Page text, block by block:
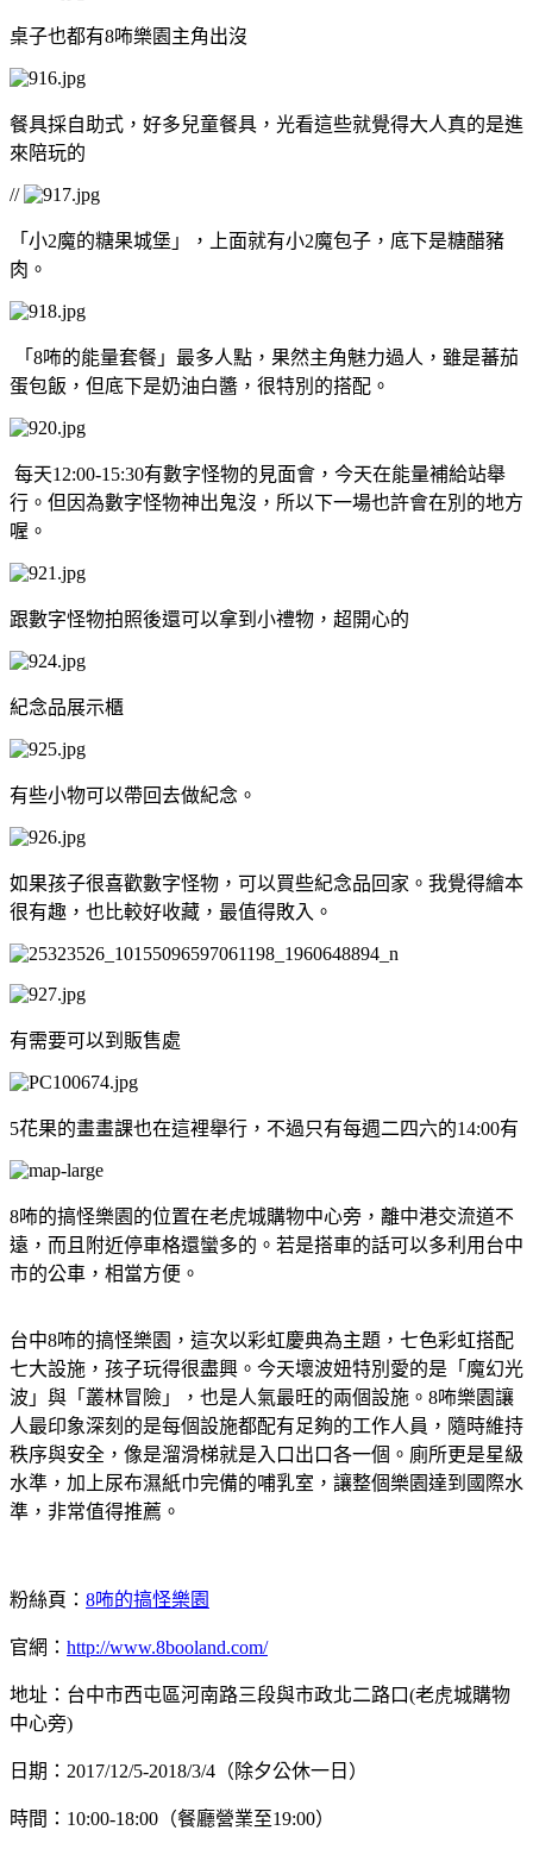
桌子也都有8咘樂園主角出沒
餐具採自助式，好多兒童餐具，光看這些就覺得大人真的是進
來陪玩的
//
「小2魔的糖果城堡」，上面就有小2魔包子，底下是糖醋豬
肉。
「8咘的能量套餐」最多人點，果然主角魅力過人，雖是蕃茄
蛋包飯，但底下是奶油白醬，很特別的搭配。
每天12:00-15:30有數字怪物的見面會，今天在能量補給站舉
行。但因為數字怪物神出鬼沒，所以下一場也許會在別的地方
喔。
跟數字怪物拍照後還可以拿到小禮物，超開心的
紀念品展示櫃
有些小物可以帶回去做紀念。
如果孩子很喜歡數字怪物，可以買些紀念品回家。我覺得繪本
很有趣，也比較好收藏，最值得敗入。
有需要可以到販售處
5花果的畫畫課也在這裡舉行，不過只有每週二四六的14:00有
8咘的搞怪樂園的位置在老虎城購物中心旁，離中港交流道不
遠，而且附近停車格還蠻多的。若是搭車的話可以多利用台中
市的公車，相當方便。
台中8咘的搞怪樂園，這次以彩虹慶典為主題，七色彩虹搭配
七大設施，孩子玩得很盡興。今天壞波妞特別愛的是「魔幻光
波」與「叢林冒險」，也是人氣最旺的兩個設施。8咘樂園讓
人最印象深刻的是每個設施都配有足夠的工作人員，隨時維持
秩序與安全，像是溜滑梯就是入口出口各一個。廁所更是星級
水準，加上尿布濕紙巾完備的哺乳室，讓整個樂園達到國際水
準，非常值得推薦。
粉絲頁： 8咘的搞怪樂園
官網： http://www.8booland.com/
地址：台中市西屯區河南路三段與市政北二路口(老虎城購物
中心旁)
日期：2017/12/5-2018/3/4（除夕公休一日）
時間：10:00-18:00（餐廳營業至19:00）